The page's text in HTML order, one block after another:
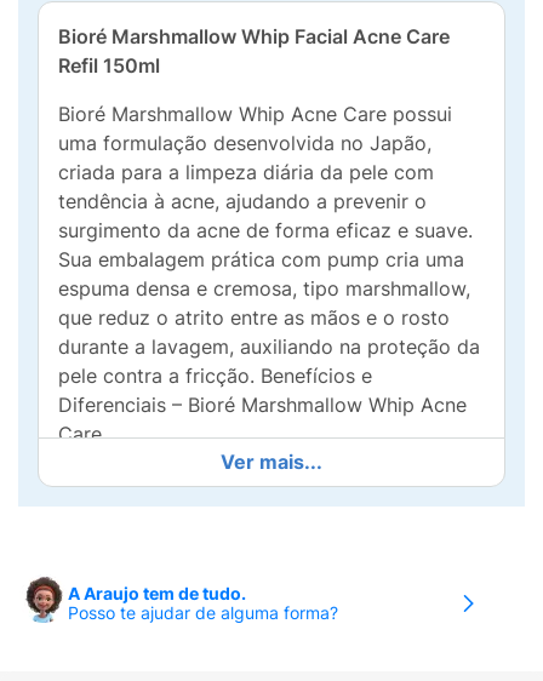
Bioré Marshmallow Whip Facial Acne Care
Refil 150ml
Bioré Marshmallow Whip Acne Care possui
uma formulação desenvolvida no Japão,
criada para a limpeza diária da pele com
tendência à acne, ajudando a prevenir o
surgimento da acne de forma eficaz e suave.
Sua embalagem prática com pump cria uma
espuma densa e cremosa, tipo marshmallow,
que reduz o atrito entre as mãos e o rosto
durante a lavagem, auxiliando na proteção da
pele contra a fricção. Benefícios e
Diferenciais – Bioré Marshmallow Whip Acne
Care
Beneficios e diferenciais
• Desenvolvido para a limpeza diária do rosto
• Espuma densa e cremosa tipo marshmallow,
Ver mais...
A Araujo tem de tudo.
Posso te ajudar de alguma forma?